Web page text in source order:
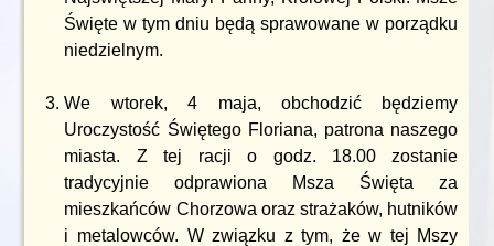
Święte w tym dniu będą sprawowane w porządku
niedzielnym.
We wtorek, 4 maja, obchodzić będziemy
Uroczystość Świętego Floriana, patrona naszego
miasta. Z tej racji o godz. 18.00 zostanie
tradycyjnie odprawiona Msza Święta za
mieszkańców Chorzowa oraz strażaków, hutników
i metalowców. W związku z tym, że w tej Mszy